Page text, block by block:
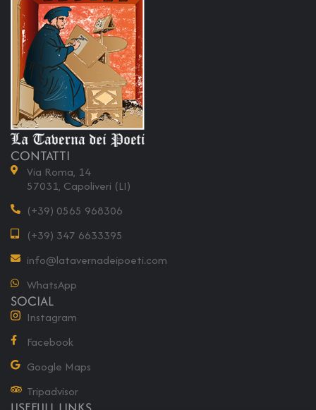
CONTATTI
Via Roma, 14
57031, Capoliveri (LI)
(+39) 0565 968306
(+39) 347 6633395
info@latavernadeipoeti.com
WhatsApp
SOCIAL
Instagram
Facebook
Google Maps
Tripadvisor